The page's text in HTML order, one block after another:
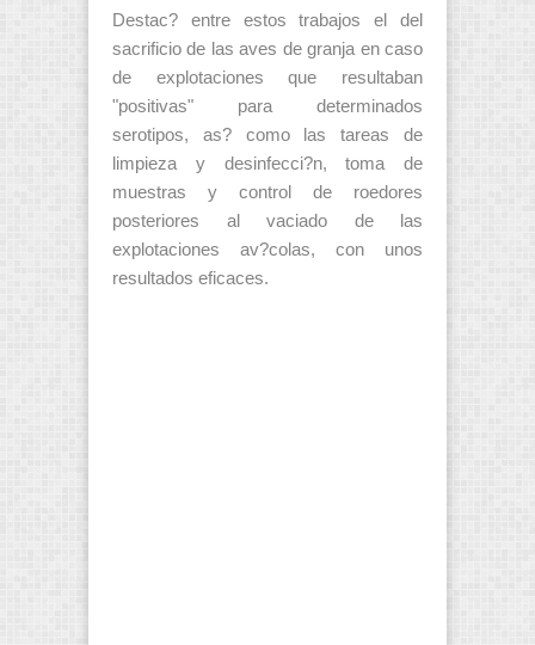
Destac? entre estos trabajos el del
sacrificio de las aves de granja en caso
de explotaciones que resultaban
"positivas" para determinados
serotipos, as? como las tareas de
limpieza y desinfecci?n, toma de
muestras y control de roedores
posteriores al vaciado de las
explotaciones av?colas, con unos
resultados eficaces.